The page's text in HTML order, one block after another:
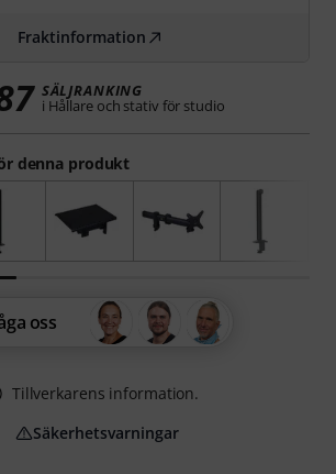
denna produkt
Fraktinformation
SÄLJRANKING
i Hållare och stativ för studio
oss
Tillverkarens information.
Säkerhetsvarningar